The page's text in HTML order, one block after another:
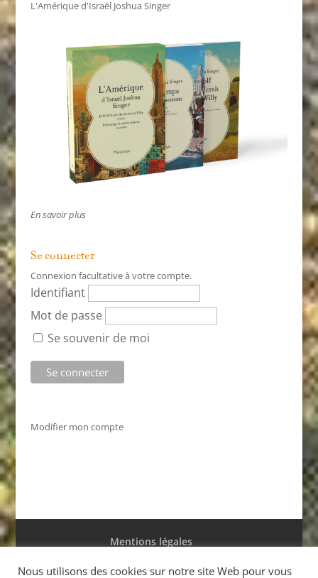
L'Amérique d'Israël Joshua Singer
En savoir plus
Se connecter
Connexion facultative à votre compte.
Identifiant
Mot de passe
Se souvenir de moi
Modifier mon compte
Mentions légales
Conditions générales de ventes
Nous utilisons des cookies sur notre site Web pour vous